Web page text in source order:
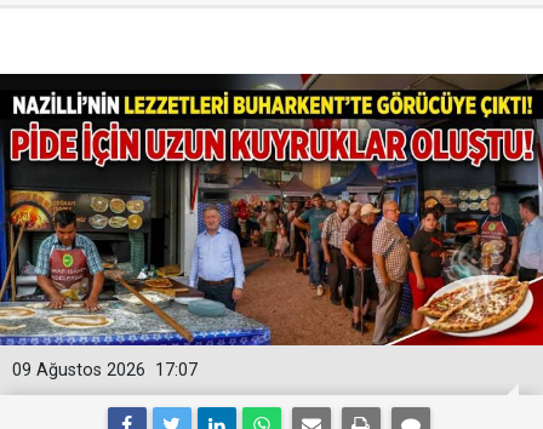
17:07
09 Ağustos 2026